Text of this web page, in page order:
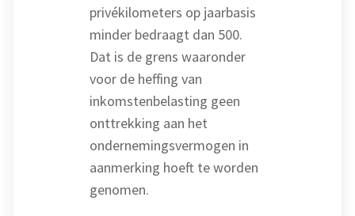
privékilometers op jaarbasis
minder bedraagt dan 500.
Dat is de grens waaronder
voor de heffing van
inkomstenbelasting geen
onttrekking aan het
ondernemingsvermogen in
aanmerking hoeft te worden
genomen.